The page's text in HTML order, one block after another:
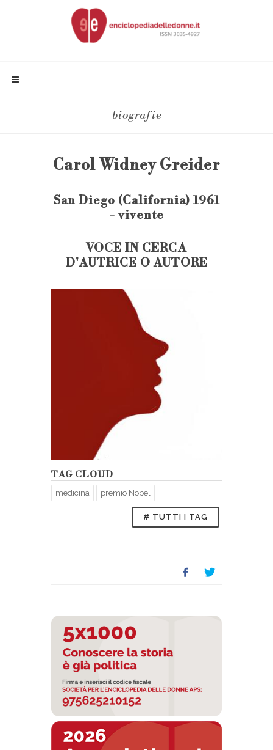
biografie
Carol Widney Greider
San Diego (California) 1961
- vivente
VOCE IN CERCA
D'AUTRICE O AUTORE
TAG CLOUD
medicina premio Nobel
# TUTTI I TAG